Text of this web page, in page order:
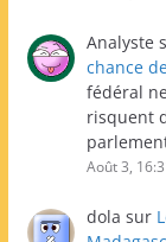
Analyste
chance
fédéral
risquent
Août 3,
dola sur